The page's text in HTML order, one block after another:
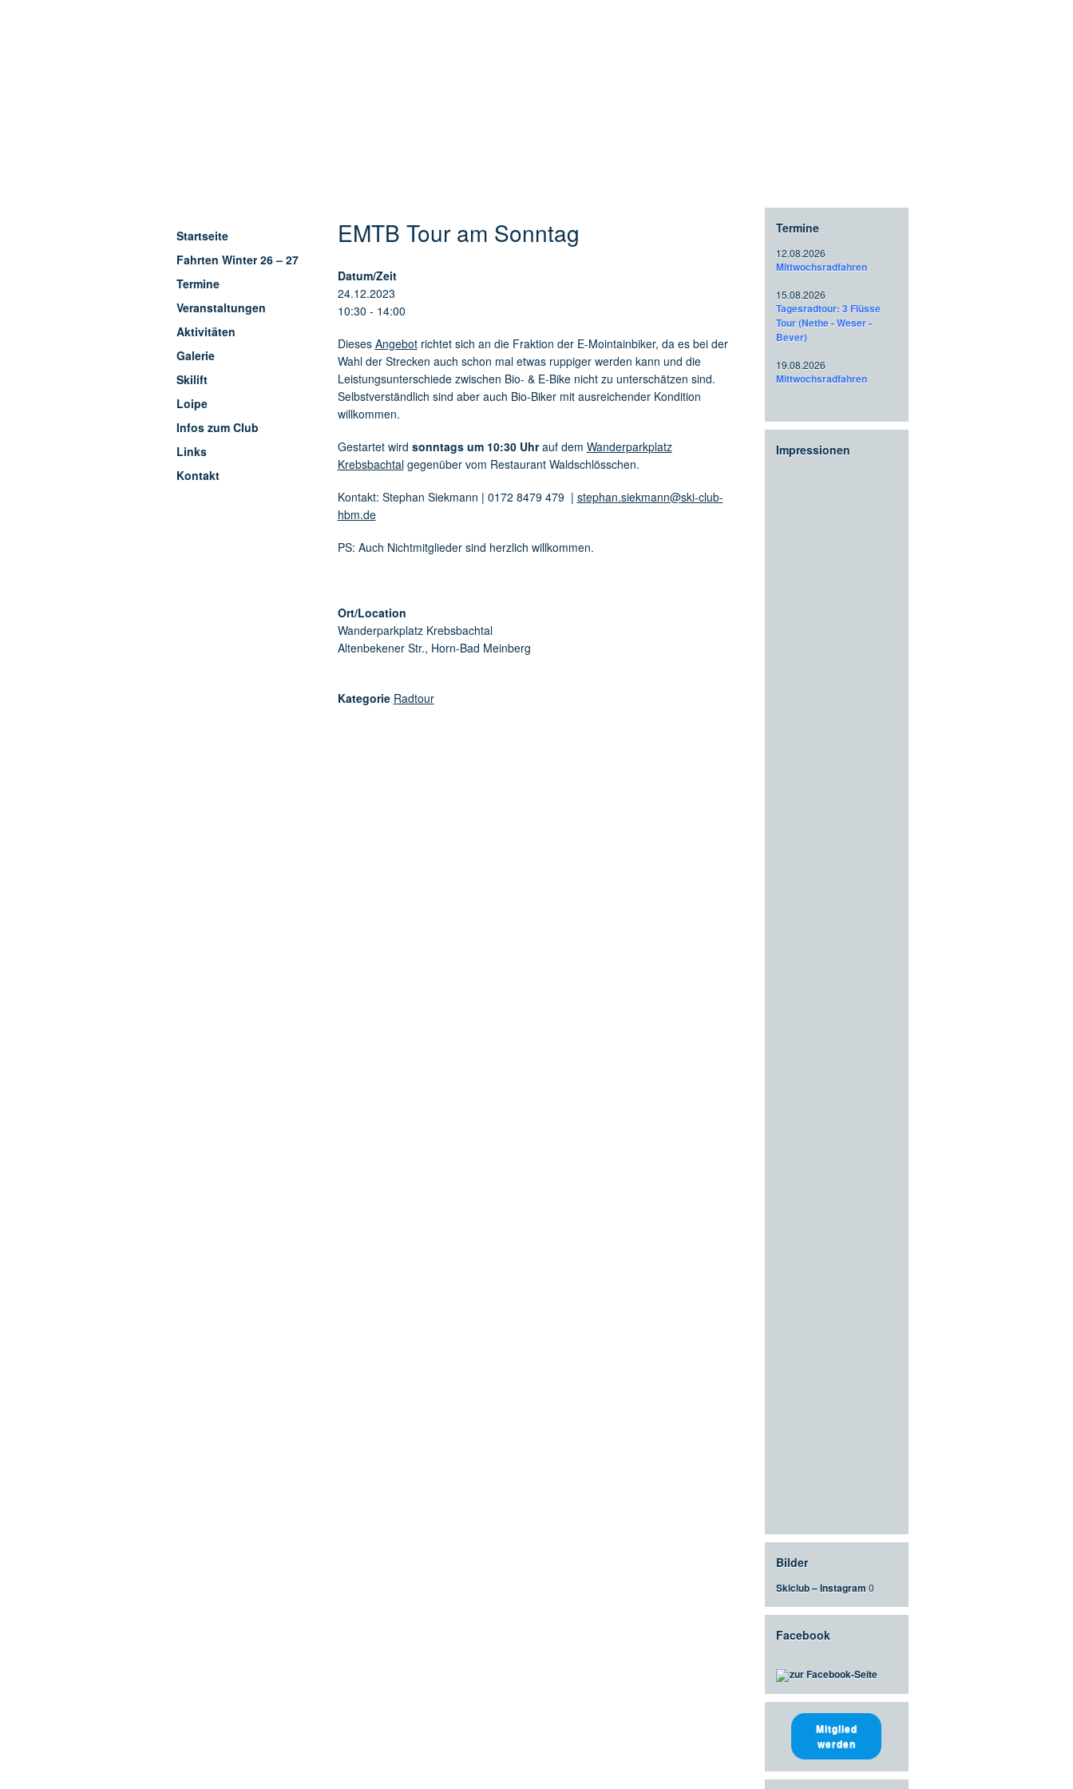
Startseite
Fahrten Winter 26 – 27
Termine
Veranstaltungen
Aktivitäten
Galerie
Skilift
Loipe
Infos zum Club
Links
Kontakt
EMTB Tour am Sonntag
Datum/Zeit
24.12.2023
10:30 - 14:00
Dieses Angebotrichtet sich an die Fraktion der E-Mointainbiker, da es bei der
Wahl der Strecken auch schon mal etwas ruppiger werden kann und die
Leistungsunterschiede zwischen Bio- & E-Bike nicht zu unterschätzen sind.
Selbstverständlich sind aber auch Bio-Biker mit ausreichender Kondition
willkommen.
Gestartet wird sonntags um 10:30 Uhrauf dem Wanderparkplatz
Krebsbachtalgegenüber vom Restaurant Waldschlösschen.
Kontakt: Stephan Siekmann | 0172 8479 479 | stephan.siekmann@ski-club-
hbm.de
PS: Auch Nichtmitglieder sind herzlich willkommen.
Ort/Location
Wanderparkplatz Krebsbachtal
Altenbekener Str., Horn-Bad Meinberg
Kategorie Radtour
Termine
12.08.2026
Mittwochsradfahren
15.08.2026
Tagesradtour: 3 Flüsse
Tour (Nethe - Weser -
Bever)
19.08.2026
Mittwochsradfahren
Impressionen
Bilder
Skiclub – Instagram 0
Facebook
zur Facebook-Seite
Mitglied
werden